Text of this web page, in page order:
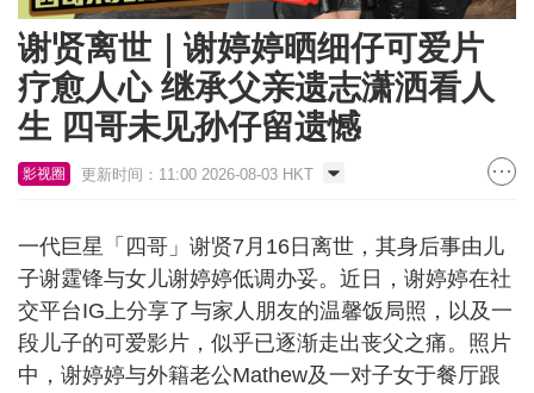
谢贤离世｜谢婷婷晒细仔可爱片
疗愈人心 继承父亲遗志潇洒看人
生 四哥未见孙仔留遗憾
影视圈 更新时间：11:00 2026-08-03 HKT
一代巨星「四哥」谢贤7月16日离世，其身后事由儿
子谢霆锋与女儿谢婷婷低调办妥。近日，谢婷婷在社
交平台IG上分享了与家人朋友的温馨饭局照，以及一
段儿子的可爱影片，似乎已逐渐走出丧父之痛。照片
中，谢婷婷与外籍老公Mathew及一对子女于餐厅跟